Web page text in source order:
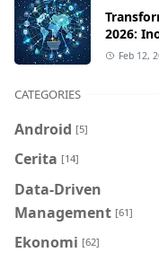
2026:
Feb 12,
CATEGORIES
Android [5]
Cerita [14]
Data-Driven
Management [61]
Ekonomi [62]